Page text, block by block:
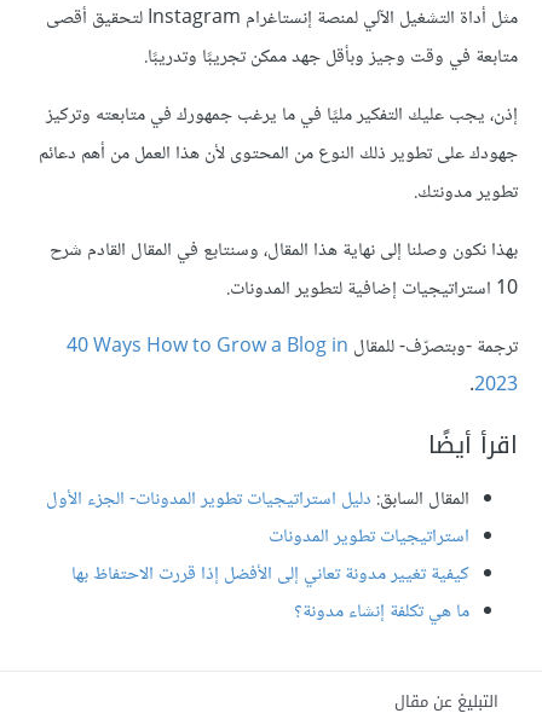
مثل أداة التشغيل الآلي لمنصة إنستاغرام Instagram لتحقيق أقصى
متابعة في وقت وجيز وبأقل جهد ممكن تجريبًا وتدريبًا.
إذن، يجب عليك التفكير مليًا في ما يرغب جمهورك في متابعته وتركيز
جهودك على تطوير ذلك النوع من المحتوى لأن هذا العمل من أهم دعائم
تطوير مدونتك.
بهذا نكون وصلنا إلى نهاية هذا المقال، وسنتابع في المقال القادم شرح
10 استراتيجيات إضافية لتطوير المدونات.
ترجمة -وبتصرّف- للمقال ‎40 Ways How to Grow a Blog in
2023
.
اقرأ أيضًا
المقال السابق: دليل استراتيجيات تطوير المدونات- الجزء الأول
استراتيجيات تطوير المدونات
كيفية تغيير مدونة تعاني إلى الأفضل إذا قررت الاحتفاظ بها
ما هي تكلفة إنشاء مدونة؟
التبليغ عن مقال